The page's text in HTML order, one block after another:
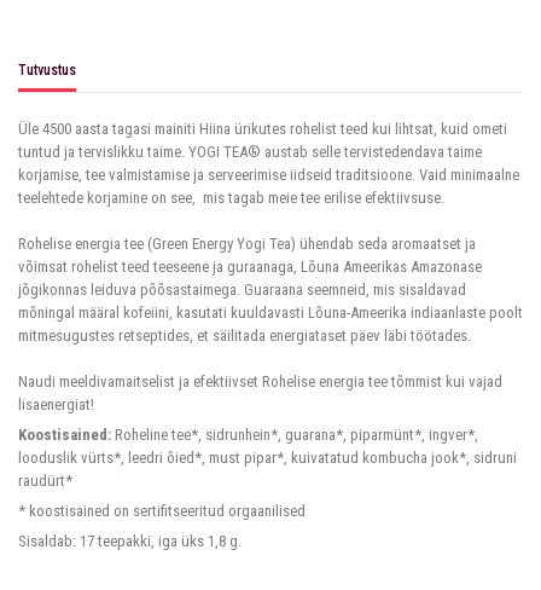
Tutvustus
Üle 4500 aasta tagasi mainiti Hiina ürikutes rohelist teed kui lihtsat, kuid ometi
tuntud ja tervislikku taime. YOGI TEA® austab selle tervistedendava taime
korjamise, tee valmistamise ja serveerimise iidseid traditsioone. Vaid minimaalne
teelehtede korjamine on see, mis tagab meie tee erilise efektiivsuse.
Rohelise energia tee (Green Energy Yogi Tea) ühendab seda aromaatset ja
võimsat rohelist teed teeseene ja guraanaga, Lõuna Ameerikas Amazonase
jõgikonnas leiduva põõsastaimega. Guaraana seemneid, mis sisaldavad
mõningal määral kofeiini, kasutati kuuldavasti Lõuna-Ameerika indiaanlaste poolt
mitmesugustes retseptides, et säilitada energiataset päev läbi töötades.
Naudi meeldivamaitselist ja efektiivset Rohelise energia tee tõmmist kui vajad
lisaenergiat!
Koostisained: Roheline tee*, sidrunhein*, guarana*, piparmünt*, ingver*,
looduslik vürts*, leedri õied*, must pipar*, kuivatatud kombucha jook*, sidruni
raudürt*
* koostisained on sertifitseeritud orgaanilised
Sisaldab: 17 teepakki, iga üks 1,8 g.